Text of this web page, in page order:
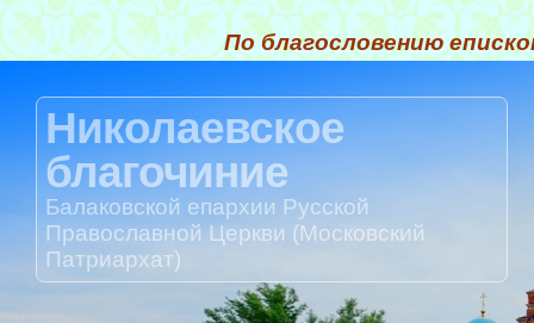
По благословению
Николаевское
благочиние
Балаковской епархии Русской
Православной Церкви (Московский
Патриархат)